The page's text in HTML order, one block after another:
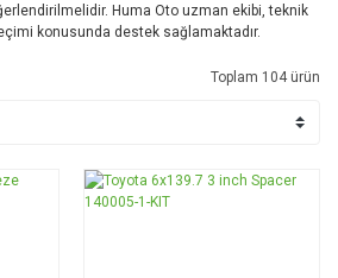
Huma Oto uzman ekibi, teknik
konusunda destek sağlamaktadır.
Toplam 104 ürün